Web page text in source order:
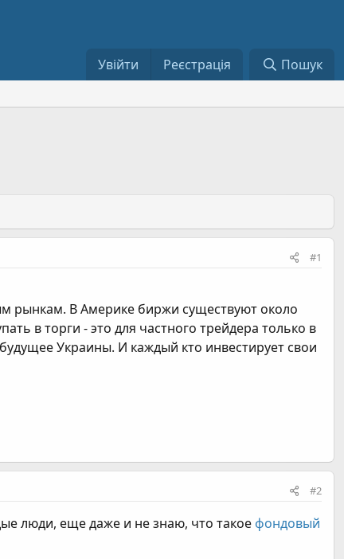
Увійти Реєстрація Пошук
#1
рынкам. В Америке биржи существуют около
в торги - это для частного трейдера только в
Украины. И каждый кто инвестирует свои
#2
люди, еще даже и не знаю, что такоефондовый